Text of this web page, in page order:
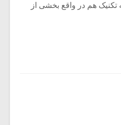
تکنیک هم در واقع بخشی از